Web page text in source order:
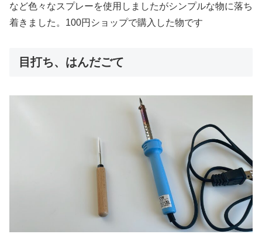
など色々なスプレーを使用しましたがシンプルな物に落ち
着きました。100円ショップで購入した物です
目打ち、はんだごて